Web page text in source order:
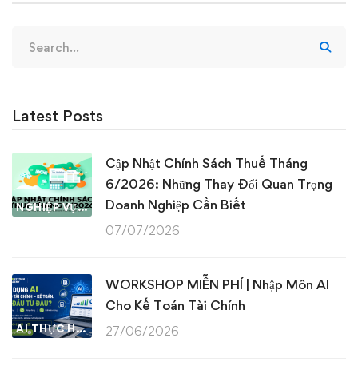
for:
Latest Posts
NGHIỆP VỤ KẾ TOÁN & THUẾ
Cập Nhật Chính Sách Thuế Tháng
6/2026: Những Thay Đổi Quan Trọng
Doanh Nghiệp Cần Biết
07/07/2026
AI THỰC HÀNH
WORKSHOP MIỄN PHÍ | Nhập Môn AI
Cho Kế Toán Tài Chính
27/06/2026